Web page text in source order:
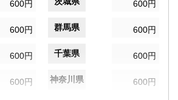
600円 600円
600円 群馬県 600円
600円 千葉県 600円
600円 神奈川県 600円